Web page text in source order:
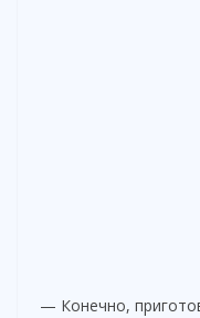
— Конечно,